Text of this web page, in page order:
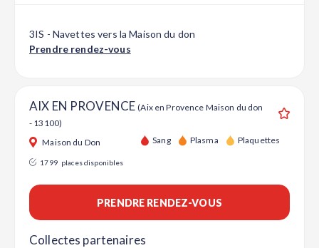
3IS - Navettes vers la Maison du don
Prendre rendez-vous
AIX EN PROVENCE(Aix en Provence Maison du don
- 13100)
Maison du Don Sang Plasma Plaquettes
1799 places disponibles
PRENDRE RENDEZ-VOUS
Collectes partenaires